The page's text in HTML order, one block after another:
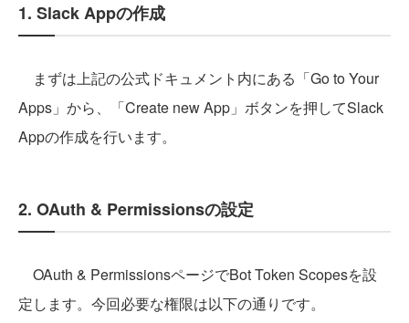
1. Slack Appの作成
まずは上記の公式ドキュメント内にある「Go to Your
Apps」から、「Create new App」ボタンを押してSlack
Appの作成を行います。
2. OAuth & Permissionsの設定
OAuth & PermissionsページでBot Token Scopesを設
定します。今回必要な権限は以下の通りです。